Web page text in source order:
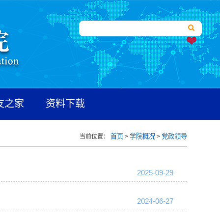
家 资料下载
当前位置： 首页 > 学院概况 > 党政领导
2025-09-29
2024-06-27